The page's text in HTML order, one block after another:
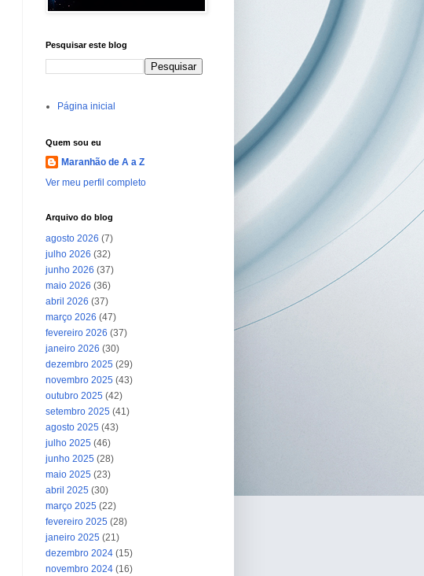
Pesquisar este blog
Página inicial
Quem sou eu
Maranhão de A a Z
Ver meu perfil completo
Arquivo do blog
agosto 2026 (7)
julho 2026 (32)
junho 2026 (37)
maio 2026 (36)
abril 2026 (37)
março 2026 (47)
fevereiro 2026 (37)
janeiro 2026 (30)
dezembro 2025 (29)
novembro 2025 (43)
outubro 2025 (42)
setembro 2025 (41)
agosto 2025 (43)
julho 2025 (46)
junho 2025 (28)
maio 2025 (23)
abril 2025 (30)
março 2025 (22)
fevereiro 2025 (28)
janeiro 2025 (21)
dezembro 2024 (15)
novembro 2024 (16)